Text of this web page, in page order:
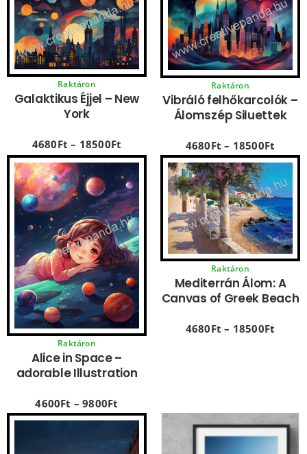
Raktáron
Galaktikus Éjjel – New
York
4680Ft – 18500Ft
Raktáron
Vibráló felhőkarcolók –
Álomszép Siluettek
4680Ft – 18500Ft
Raktáron
Alice in Space –
adorable Illustration
4600Ft –9800Ft
Raktáron
Mediterrán Álom: A
Canvas of Greek Beach
4680Ft – 18500Ft